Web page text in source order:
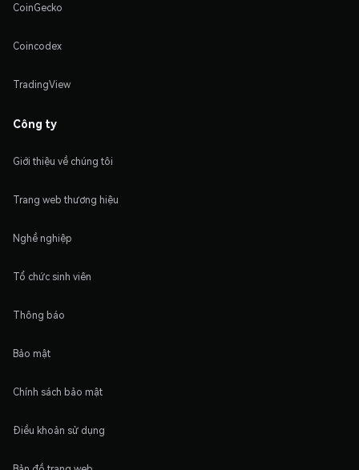
CoinGecko
Coincodex
TradingView
Công ty
Giới thiệu về chúng tôi
Trang web thương hiệu
Nghề nghiệp
Tổ chức sinh viên
Thông báo
Bảo mật
Chính sách bảo mật
Điều khoản sử dụng